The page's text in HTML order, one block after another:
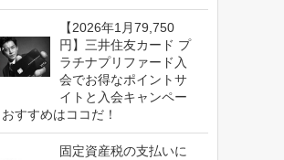
【2026年1月79,750
円】三井住友カード プ
ラチナプリファード入
会でお得なポイントサ
イトと入会キャンペー
すすめはココだ！
固定資産税の支払いに